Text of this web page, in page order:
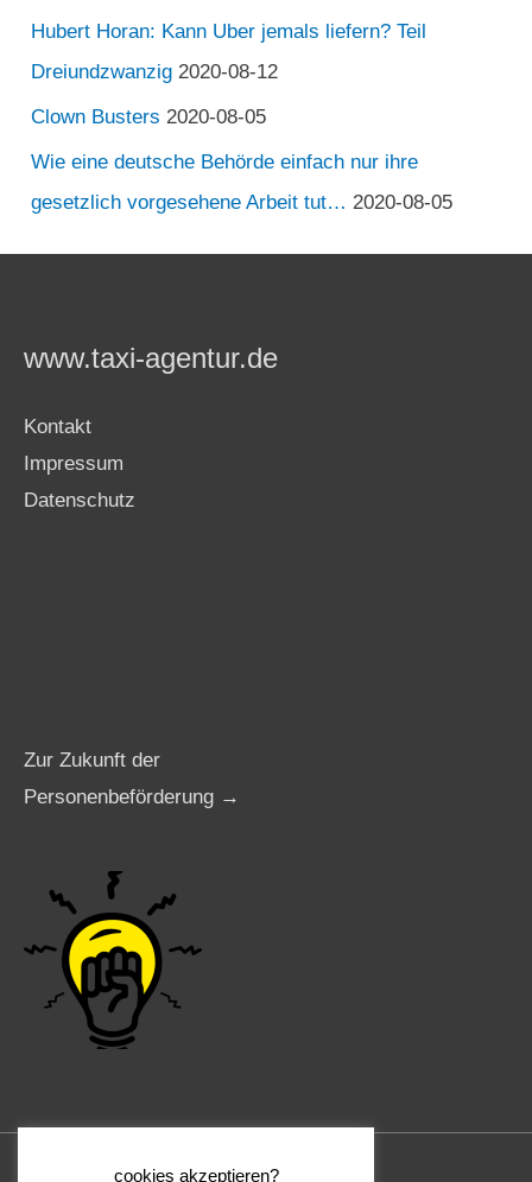
Hubert Horan: Kann Uber jemals liefern? Teil
Dreiundzwanzig 2020-08-12
Clown Busters 2020-08-05
Wie eine deutsche Behörde einfach nur ihre
gesetzlich vorgesehene Arbeit tut… 2020-08-05
www.taxi-agentur.de
Kontakt
Impressum
Datenschutz
Zur Zukunft der
Personenbeförderung →
cookies akzeptieren?